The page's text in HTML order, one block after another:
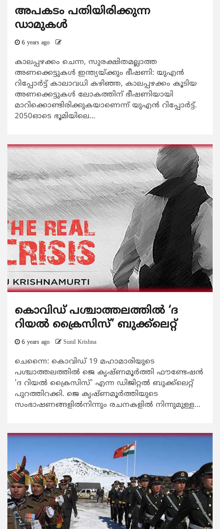
അപകടം പതിയിരിക്കുന്ന
ഡാമുകൾ
6 years ago
കാലപ്പഴക്കം ചെന്ന, സുരക്ഷിതമല്ലാത്ത
അണക്കെട്ടുകൾ ഇന്ത്യയ്ക്കും ഭീഷണി: യുഎൻ
റിപ്പോർട്ട് കാലാവധി കഴിഞ്ഞ, കാലപ്പഴക്കം കൂടിയ
അണക്കെട്ടുകൾ ലോകത്തിന് ഭീഷണിയായി
മാറിക്കൊണ്ടിരിക്കുകയാണെന്ന് യുഎൻ റിപ്പോർട്ട്.
2050ഓടെ ഭൂമിയിലെ...
കൊവിഡ് പശ്ചാത്തലത്തില്‍ ‘ദ
റിയല്‍ ക്രൈസിസ്’ ബുക്ക്‌ലെറ്റ്
6 years ago Sunil Krishna
ചെന്നൈ: കൊവിഡ് 19 മഹാമാരിയുടെ
പശ്ചാത്തലത്തില്‍ ജെ കൃഷ്ണമൂര്‍ത്തി ഫൗണ്ടേഷന്‍
'ദ റിയല്‍ ക്രൈസിസ്' എന്ന ഡിജിറ്റല്‍ ബുക്ക്ലെറ്റ്
പുറത്തിറക്കി. ജെ കൃഷ്ണമൂര്‍ത്തിയുടെ
സംഭാഷണങ്ങളില്‍നിന്നും രചനകളില്‍ നിന്നുമുള്ള...